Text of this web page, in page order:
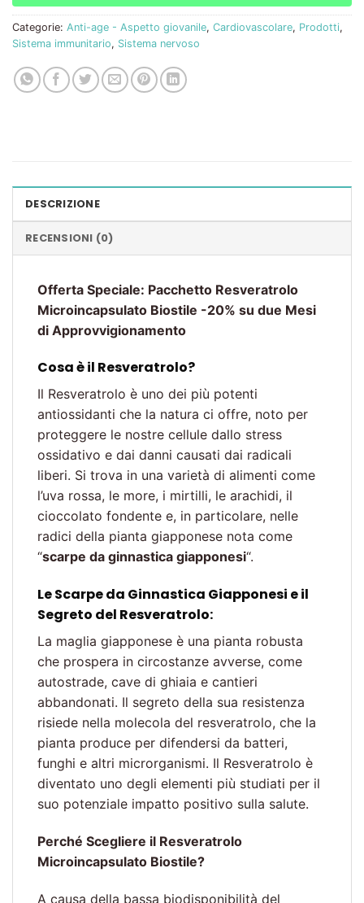
Categorie: Anti-age - Aspetto giovanile, Cardiovascolare, Prodotti,
Sistema immunitario, Sistema nervoso
DESCRIZIONE
RECENSIONI (0)
Offerta Speciale: Pacchetto Resveratrolo
Microincapsulato Biostile -20% su due Mesi
di Approvvigionamento
Cosa è il Resveratrolo?
Il Resveratrolo è uno dei più potenti
antiossidanti che la natura ci offre, noto per
proteggere le nostre cellule dallo stress
ossidativo e dai danni causati dai radicali
liberi. Si trova in una varietà di alimenti come
l’uva rossa, le more, i mirtilli, le arachidi, il
cioccolato fondente e, in particolare, nelle
radici della pianta giapponese nota come
“scarpe da ginnastica giapponesi“.
Le Scarpe da Ginnastica Giapponesi e il
Segreto del Resveratrolo:
La maglia giapponese è una pianta robusta
che prospera in circostanze avverse, come
autostrade, cave di ghiaia e cantieri
abbandonati. Il segreto della sua resistenza
risiede nella molecola del resveratrolo, che la
pianta produce per difendersi da batteri,
funghi e altri microrganismi. Il Resveratrolo è
diventato uno degli elementi più studiati per il
suo potenziale impatto positivo sulla salute.
Perché Scegliere il Resveratrolo
Microincapsulato Biostile?
A causa della bassa biodisponibilità del